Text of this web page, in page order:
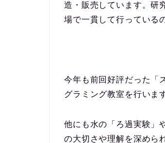
造・販売しています。研
場で一貫して行っている
今年も前回好評だった「
グラミング教室を行いま
他にも水の「ろ過実験」
の大切さや理解を深めら